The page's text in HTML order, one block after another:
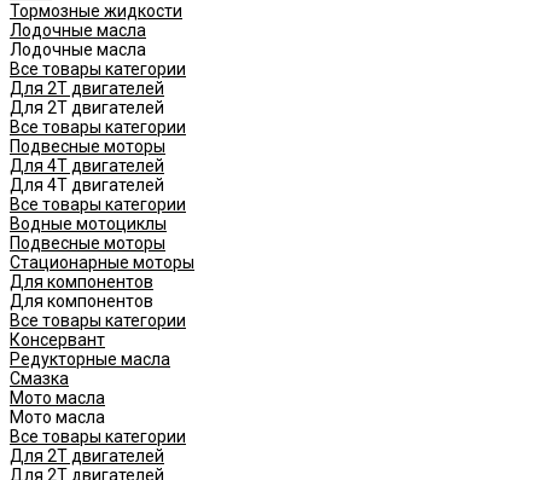
Тормозные жидкости
Лодочные масла
Лодочные масла
Все товары категории
Для 2Т двигателей
Для 2Т двигателей
Все товары категории
Подвесные моторы
Для 4Т двигателей
Для 4Т двигателей
Все товары категории
Водные мотоциклы
Подвесные моторы
Стационарные моторы
Для компонентов
Для компонентов
Все товары категории
Консервант
Редукторные масла
Смазка
Мото масла
Мото масла
Все товары категории
Для 2Т двигателей
Для 2Т двигателей